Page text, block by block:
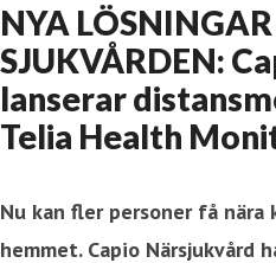
NYA
SJUKVÅRDEN:
lanserar
Telia Health
Nu kan fler personer få
hemmet. Capio Närsjukvård